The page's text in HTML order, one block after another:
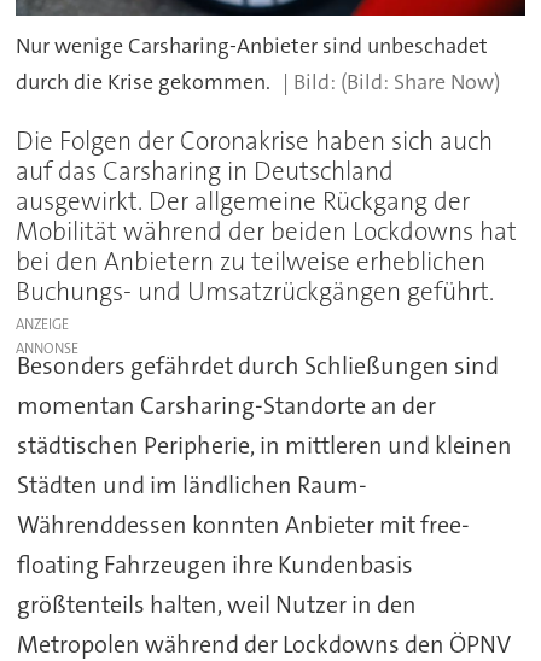
Nur wenige Carsharing-Anbieter sind unbeschadet
durch die Krise gekommen.
(Bild: Share Now)
Die Folgen der Coronakrise haben sich auch
auf das Carsharing in Deutschland
ausgewirkt. Der allgemeine Rückgang der
Mobilität während der beiden Lockdowns hat
bei den Anbietern zu teilweise erheblichen
Buchungs- und Umsatzrückgängen geführt.
ANZEIGE
Besonders gefährdet durch Schließungen sind
momentan Carsharing-Standorte an der
städtischen Peripherie, in mittleren und kleinen
Städten und im ländlichen Raum-
Währenddessen konnten Anbieter mit free-
floating Fahrzeugen ihre Kundenbasis
größtenteils halten, weil Nutzer in den
Metropolen während der Lockdowns den ÖPNV